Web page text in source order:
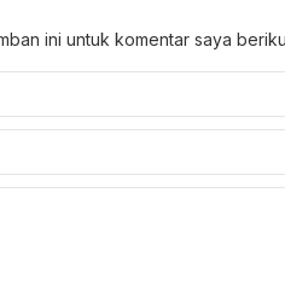
ini untuk komentar saya